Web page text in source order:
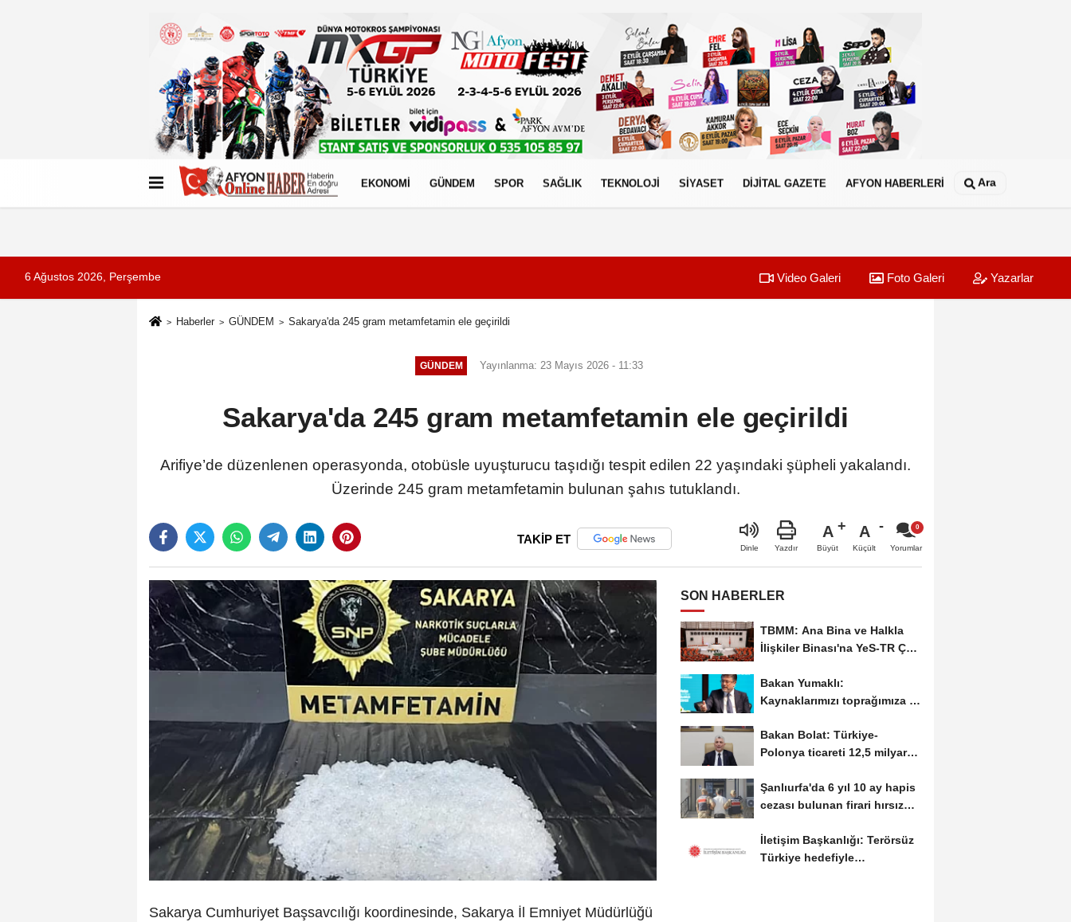
Künye İletişim Çerez Politikası
EKONOMİ GÜNDEM SPOR SAĞLIK TEKNOLOJİ SİYASET DİJİTAL GAZETE AFYON HABERLERİ Ara
6 Ağustos 2026, Perşembe Video Galeri Foto Galeri Yazarlar
Haberler GÜNDEM Sakarya'da 245 gram metamfetamin ele geçirildi
GÜNDEM Yayınlanma: 23 Mayıs 2026 - 11:33
Sakarya'da 245 gram metamfetamin ele geçirildi
Arifiye’de düzenlenen operasyonda, otobüsle uyuşturucu taşıdığı tespit edilen 22 yaşındaki şüpheli yakalandı.
Üzerinde 245 gram metamfetamin bulunan şahıs tutuklandı.
TAKİP ET
Dinle Yazdır
A
Büyüt
A
Küçült Yorumlar
Sakarya Cumhuriyet Başsavcılığı koordinesinde, Sakarya İl Emniyet Müdürlüğü
SON HABERLER
TBMM: Ana Bina ve Halkla
İlişkiler Binası'na YeS-TR Çok
Bakan Yumaklı:
Kaynaklarımızı toprağımıza ve
Bakan Bolat: Türkiye-
Polonya ticareti 12,5 milyar
Şanlıurfa'da 6 yıl 10 ay hapis
cezası bulunan firari hırsız
İletişim Başkanlığı: Terörsüz
Türkiye hedefiyle